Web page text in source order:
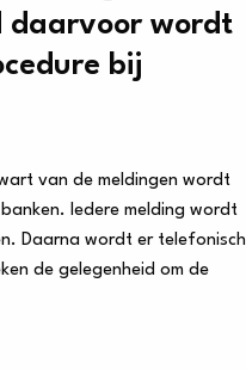
daarvoor wordt
bij
van de meldingen wordt
Iedere melding wordt
Daarna wordt er telefonisch
de gelegenheid om de